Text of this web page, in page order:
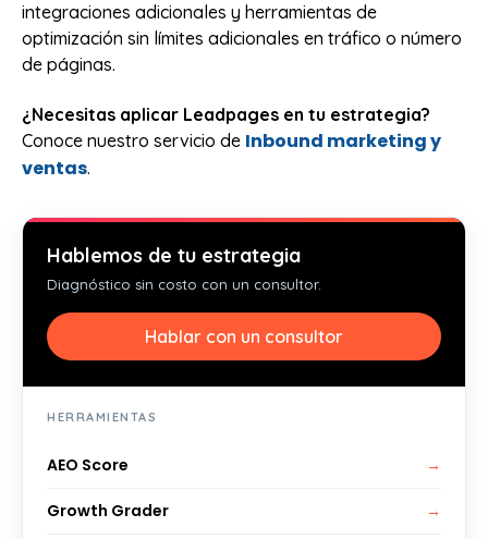
integraciones adicionales y herramientas de
optimización sin límites adicionales en tráfico o número
de páginas.
¿Necesitas aplicar Leadpages en tu estrategia?
Conoce nuestro servicio de Inbound marketing y
ventas.
Hablemos de tu estrategia
Diagnóstico sin costo con un consultor.
Hablar con un consultor
HERRAMIENTAS
AEO Score →
Growth Grader →